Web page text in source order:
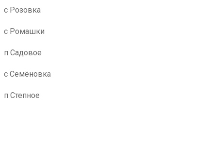
с Розовка
с Ромашки
п Садовое
с Семёновка
п Степное